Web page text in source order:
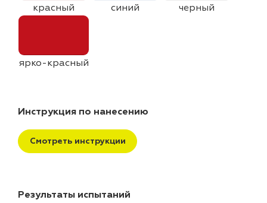
красный синий черный
ярко-красный
Инструкция по нанесению
Смотреть инструкции
Результаты испытаний